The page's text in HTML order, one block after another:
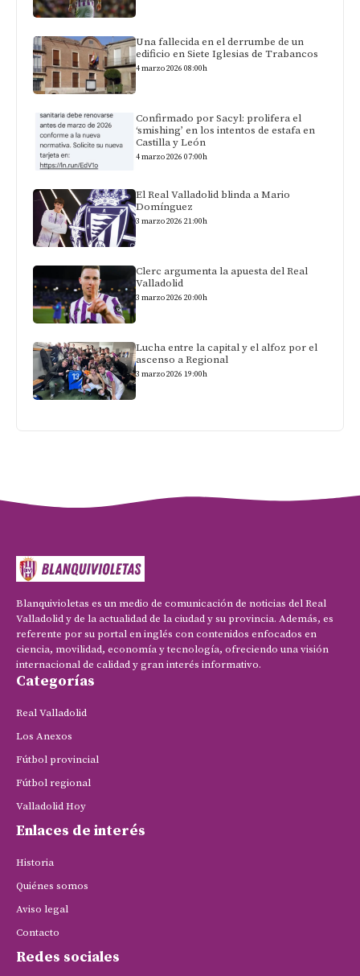
Una fallecida en el derrumbe de un
edificio en Siete Iglesias de Trabancos
4 marzo 2026 08:00h
Confirmado por Sacyl: prolifera el
‘smishing’ en los intentos de estafa en
Castilla y León
4 marzo 2026 07:00h
El Real Valladolid blinda a Mario
Domínguez
3 marzo 2026 21:00h
Clerc argumenta la apuesta del Real
Valladolid
3 marzo 2026 20:00h
Lucha entre la capital y el alfoz por el
ascenso a Regional
3 marzo 2026 19:00h
Blanquivioletas es un medio de comunicación de noticias del Real
Valladolid y de la actualidad de la ciudad y su provincia. Además, es
referente por su portal en inglés con contenidos enfocados en
ciencia, movilidad, economía y tecnología, ofreciendo una visión
internacional de calidad y gran interés informativo.
Categorías
Real Valladolid
Los Anexos
Fútbol provincial
Fútbol regional
Valladolid Hoy
Enlaces de interés
Historia
Quiénes somos
Aviso legal
Contacto
Redes sociales